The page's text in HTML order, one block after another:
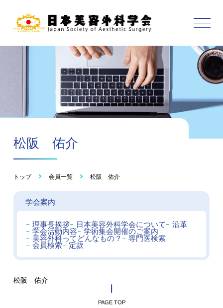
松阪 佑介
トップ 会員一覧 松阪 佑介
学会案内
理事長挨拶 日本美容外科学会について
沿革
学会活動内容
学術集会開催のご案内
美容外科ってどんなもの？
専門医検索
会員検索
定款
松阪 佑介
PAGE TOP